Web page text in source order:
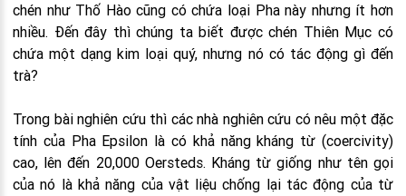
chén như Thố Hào cũng có chứa loại Pha này nhưng ít hơn
nhiều. Đến đây thì chúng ta biết được chén Thiên Mục có
chứa một dạng kim loại quý, nhưng nó có tác động gì đến
trà?
Trong bài nghiên cứu thì các nhà nghiên cứu có nêu một đặc
tính của Pha Epsilon là có khả năng kháng từ (coercivity)
cao, lên đến 20,000 Oersteds. Kháng từ giống như tên gọi
của nó là khả năng của vật liệu chống lại tác động của từ